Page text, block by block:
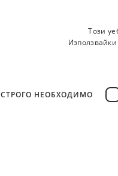
263
Този
СТРОГО НЕОБХОДИМО